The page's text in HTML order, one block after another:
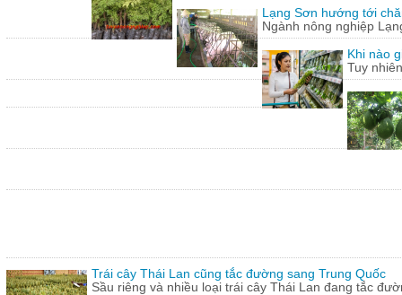
Lạng Sơn hướng tới
Ngành nông nghiệp
Khi nào
Tuy
Trái cây Thái Lan cũng tắc đường sang Trung Quốc
Sầu riêng và nhiều loại trái cây Thái Lan đang tắc